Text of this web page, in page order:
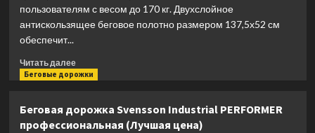
пользователям с весом до 170 кг. Двухслойное
антискользящее беговое полотно размером 137,5х52 см
обеспечит...
Читать далееПрочитать
больше
дорожка
Unix
Беговые дорожки
Беговая дорожка Svensson Industrial PERFORMER
профессиональная (Лучшая цена)